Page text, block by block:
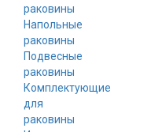
раковины
Напольные
раковины
Подвесные
раковины
Комплектующие
для
раковины